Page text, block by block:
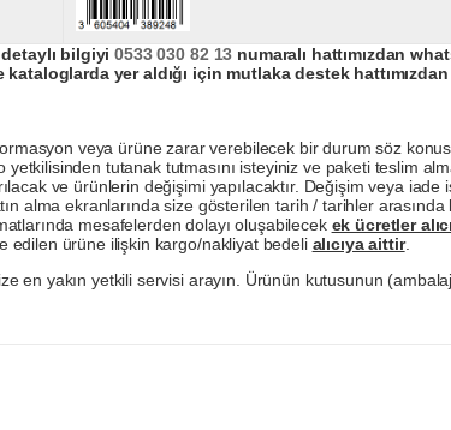
bilgiyi0533 030 82 13 numaralı hattımızdan
yer aldığı için mutlaka destek
veya ürüne zarar verebilecek bir durum söz
tutanak tutmasını isteyiniz ve paketi teslim
ve ürünlerin değişimi yapılacaktır. Değişim veya
alma ekranlarında size gösterilen tarih / tarihler
mesafelerden dolayı oluşabilecek ek ücretler
edilen ürüne ilişkin kargo/nakliyat bedeli alıcıya aittir.
en yakın yetkili servisi arayın. Ürünün kutusunun